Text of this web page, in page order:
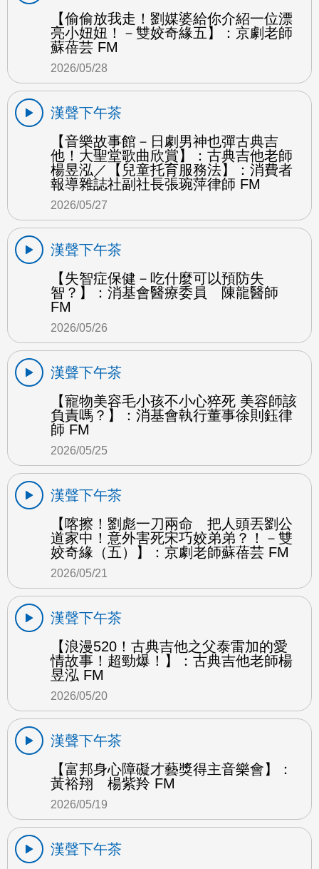
【偷偷放我走！劉媒婆給你介紹一位漂
亮小妞妞！－雙姣奇緣五】：京劇老師
蘇蓓芸 FM
2026/05/28
漢聲下午茶
【音樂故事館－日劇男神也彈古典吉
他！大聖堂歌曲欣賞】：古典吉他老師
楊昱泓／【兒童托育服務法】：消費者
報導雜誌社副社長張琬萍律師 FM
2026/05/27
漢聲下午茶
【失智症保健－吃什麼可以預防失
智？】：消基會醫療委員 陳龍醫師
FM
2026/05/26
漢聲下午茶
【寵物美容毛小孩不小心猝死 美容師該
負責嗎？】：消基會執行董事徐則鈺律
師 FM
2026/05/25
漢聲下午茶
【喀擦！劉彪一刀兩命 把人頭丟劉公
道家中！意外害死宋巧姣弟弟？！－雙
姣奇緣（五）】：京劇老師蘇蓓芸 FM
2026/05/21
漢聲下午茶
【浪漫520！古典吉他之父泰雷加的愛
情故事！超勁爆！】：古典吉他老師楊
昱泓 FM
2026/05/20
漢聲下午茶
【富邦身心障礙才藝獎得主音樂會】：
黃裕翔 楊紫羚 FM
2026/05/19
漢聲下午茶